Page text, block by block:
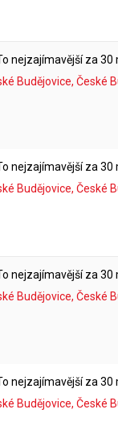
nejzajímavější za 30
Budějovice, České
nejzajímavější za 30
Budějovice, České
nejzajímavější za 30
Budějovice, České
nejzajímavější za 30
Budějovice, České